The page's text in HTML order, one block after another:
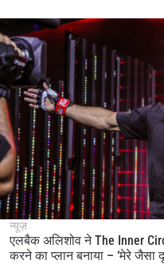
न्यूज़
एलबैक अलिशोव ने The Inner
करने का प्लान बनाया – ‘मेरे जैसा